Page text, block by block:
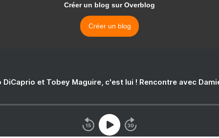
Créer un blog sur Overblog
Créer un blog
DiCaprio et Tobey Maguire, c'est lui ! Rencontre avec